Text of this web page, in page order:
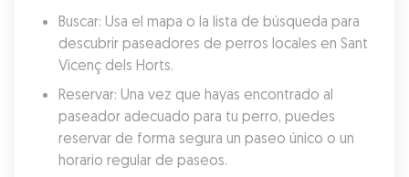
Buscar: Usa el mapa o la lista de búsqueda para
descubrir paseadores de perros locales en Sant
Vicenç dels Horts.
Reservar: Una vez que hayas encontrado al
paseador adecuado para tu perro, puedes
reservar de forma segura un paseo único o un
horario regular de paseos.